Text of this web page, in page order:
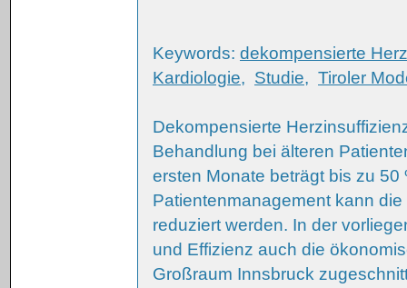
Keywords: dekompensierte
Kardiologie, Studie, Tiroler
Dekompensierte
Behandlung bei älteren
ersten Monate beträgt bis zu
Patientenmanagement kann
reduziert werden. In der
und Effizienz auch die
Großraum Innsbruck